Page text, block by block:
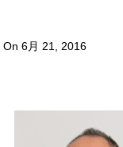
On 6月 21, 2016